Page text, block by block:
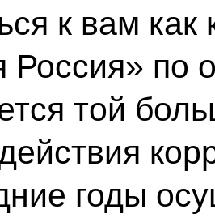
к вам как
Россия» по
той
годы